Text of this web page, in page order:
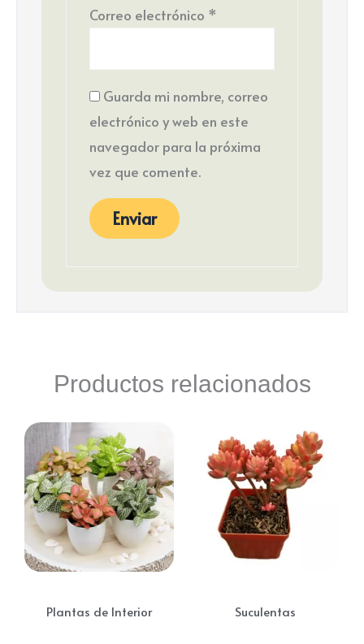
Correo electrónico *
Guarda mi nombre, correo
electrónico y web en este
navegador para la próxima
vez que comente.
Productos relacionados
Plantas de Interior Suculentas